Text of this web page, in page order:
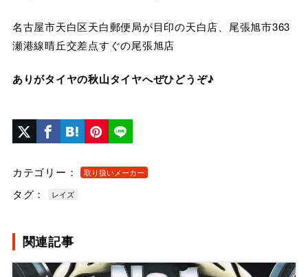
名古屋市天白区天白郵便局が目印の天白店、尾張旭市363
瀬港線晴丘交差点すぐの尾張旭店
ありがタイヤの秋山タイヤへぜひどうぞ♪
カテゴリー： 取り扱いメーカー
タグ： レイズ
関連記事